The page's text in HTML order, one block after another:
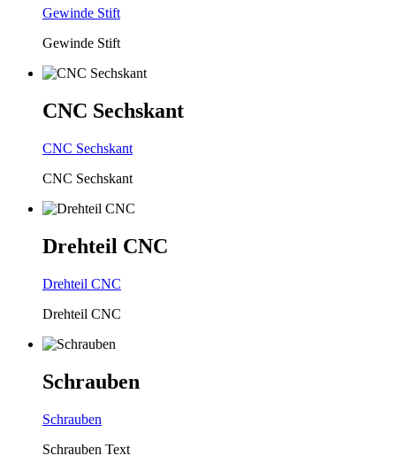
Gewinde Stift
Gewinde Stift
CNC Sechskant
CNC Sechskant
CNC Sechskant
Drehteil CNC
Drehteil CNC
Drehteil CNC
Schrauben
Schrauben
Schrauben Text